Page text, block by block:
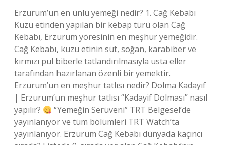
Erzurum’un en ünlü yemeği nedir? 1. Cağ Kebabı
Kuzu etinden yapılan bir kebap türü olan Cağ
Kebabı, Erzurum yöresinin en meşhur yemeğidir.
Cağ Kebabı, kuzu etinin süt, soğan, karabiber ve
kırmızı pul biberle tatlandırılmasıyla usta eller
tarafından hazırlanan özenli bir yemektir.
Erzurum’un en meşhur tatlısı nedir? Dolma Kadayıf
| Erzurum’un meşhur tatlısı “Kadayif Dolması” nasıl
yapılır?
“Yemeğin Serüveni” TRT Belgesel’de
yayınlanıyor ve tüm bölümleri TRT Watch’ta
yayınlanıyor. Erzurum Cağ Kebabı dünyada kaçıncı